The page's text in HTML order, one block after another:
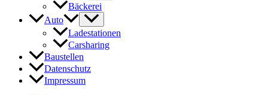
Bäckerei
Auto
Ladestationen
Carsharing
Baustellen
Datenschutz
Impressum